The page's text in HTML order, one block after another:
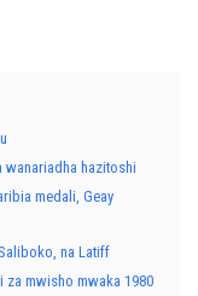
hazitoshi
medali, Geay
na Latiff
za mwisho mwaka 1980